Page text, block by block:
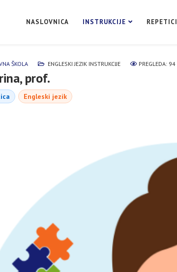
NASLOVNICA INSTRUKCIJE
ŠKOLA ENGLESKI JEZIK INSTRUKCIJE PREGLEDA: 94
prof.
Engleski jezik